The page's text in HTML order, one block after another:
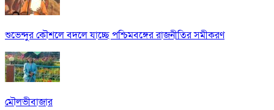
শুভেন্দুর কৌশলে বদলে যাচ্ছে পশ্চিমবঙ্গের রাজনীতির সমীকরণ
মৌলভীবাজার